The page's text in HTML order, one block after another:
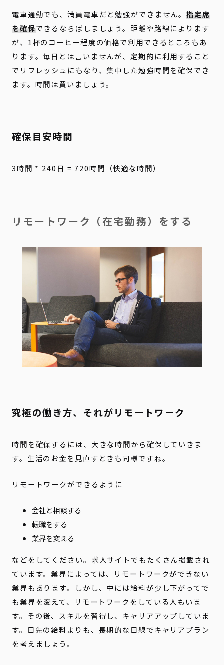
電車通勤でも、満員電車だと勉強ができません。指定席
を確保できるならばしましょう。距離や路線によります
が、1杯のコーヒー程度の価格で利用できるところもあ
ります。毎日とは言いませんが、定期的に利用すること
でリフレッシュにもなり、集中した勉強時間を確保でき
ます。時間は買いましょう。
確保目安時間
3時間 * 240日 = 720時間（快適な時間）
リモートワーク（在宅勤務）をする
究極の働き方、それがリモートワーク
時間を確保するには、大きな時間から確保していきま
す。生活のお金を見直すときも同様ですね。
リモートワークができるように
会社と相談する
転職をする
業界を変える
などをしてください。求人サイトでもたくさん掲載され
ています。業界によっては、リモートワークができない
業界もあります。しかし、中には給料が少し下がってで
も業界を変えて、リモートワークをしている人もいま
す。その後、スキルを習得し、キャリアアップしていま
す。目先の給料よりも、長期的な目線でキャリアプラン
を考えましょう。